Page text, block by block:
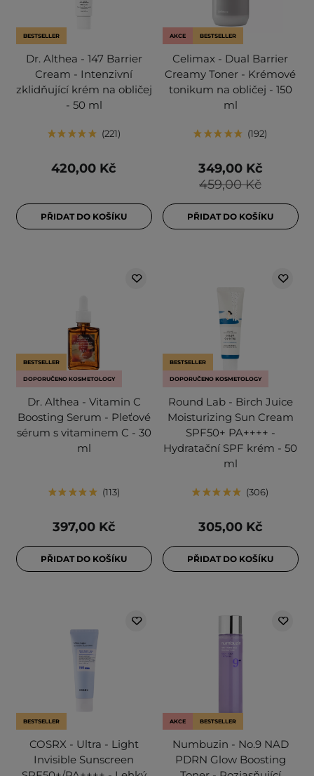
BESTSELLER
Dr. Althea - 147 Barrier
Cream - Intenzivní
zklidňující krém na obličej
- 50 ml
221
420,00 Kč
PŘIDAT DO KOŠÍKU
AKCE BESTSELLER
Celimax - Dual Barrier
Creamy Toner - Krémové
tonikum na obličej - 150
ml
192
459,00 Kč
349,00 Kč
PŘIDAT DO KOŠÍKU
BESTSELLER
DOPORUČENO KOSMETOLOGY
Dr. Althea - Vitamin C
Boosting Serum - Pleťové
sérum s vitaminem C - 30
ml
113
397,00 Kč
PŘIDAT DO KOŠÍKU
BESTSELLER
DOPORUČENO KOSMETOLOGY
Round Lab - Birch Juice
Moisturizing Sun Cream
SPF50+ PA++++ -
Hydratační SPF krém - 50
ml
306
305,00 Kč
PŘIDAT DO KOŠÍKU
BESTSELLER
COSRX - Ultra - Light
Invisible Sunscreen
AKCE BESTSELLER
Numbuzin - No.9 NAD
PDRN Glow Boosting